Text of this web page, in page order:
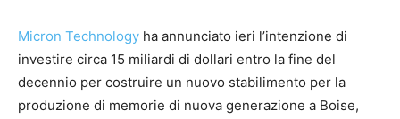
Micron Technology ha annunciato ieri l’intenzione di
investire circa 15 miliardi di dollari entro la fine del
decennio per costruire un nuovo stabilimento per la
produzione di memorie di nuova generazione a Boise,